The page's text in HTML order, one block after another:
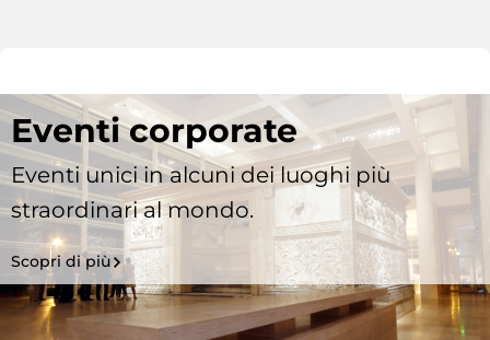
Eventi corporate
Eventi unici in alcuni dei luoghi più
straordinari al mondo.
Scopri di più